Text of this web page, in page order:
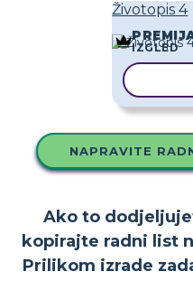
Životopis 4
IZGLED
NAPRAVITE
Ako to
kopirajte radni list
Prilikom izrade